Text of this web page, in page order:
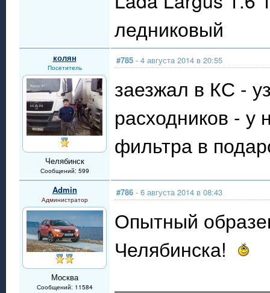
ледниковый
колян
Посетитель
Челябинск
Сообщений: 599
#785 - 4 августа 2014 в 20:55
заезжал в КС -
расходников - у
фильтра в
Admin
Администратор
Москва
Сообщений: 11584
#786 - 6 августа 2014 в 08:43
Опытный
Челябинска!